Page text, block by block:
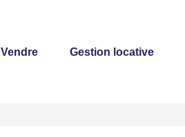
Vendre Gestion locative